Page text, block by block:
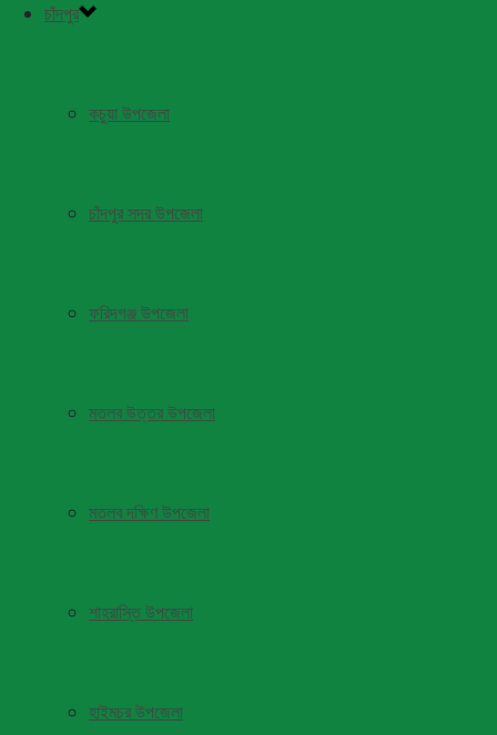
চাঁদপুর
কচুয়া উপজেলা
চাঁদপুর সদর উপজেলা
ফরিদগঞ্জ উপজেলা
মতলব উত্তর উপজেলা
মতলব দক্ষিণ উপজেলা
শাহরাস্তি উপজেলা
হাইমচর উপজেলা